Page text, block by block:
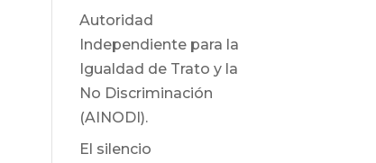
Autoridad
Independiente para la
Igualdad de Trato y la
No Discriminación
(AINODI).
El silencio